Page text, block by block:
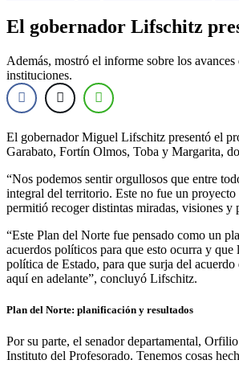
El gobernador Lifschitz
Además, mostró el informe sobre los
instituciones.
El gobernador Miguel Lifschitz presentó el
Garabato, Fortín Olmos, Toba y Margarita,
“Nos podemos sentir orgullosos que entre
integral del territorio. Este no fue un
permitió recoger distintas miradas, visiones
“Este Plan del Norte fue pensado como un
acuerdos políticos para que esto ocurra y
política de Estado, para que surja del
aquí en adelante”, concluyó Lifschitz.
Plan del Norte: planificación y resultados
Por su parte, el senador departamental,
Instituto del Profesorado. Tenemos cosas